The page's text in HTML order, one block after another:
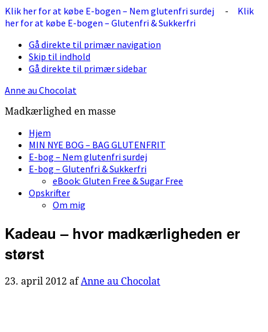
Klik her for at købe E-bogen – Nem glutenfri surdej - Klik
her for at købe E-bogen – Glutenfri & Sukkerfri
Gå direkte til primær navigation
Skip til indhold
Gå direkte til primær sidebar
Anne au Chocolat
Madkærlighed en masse
Hjem
MIN NYE BOG – BAG GLUTENFRIT
E-bog – Nem glutenfri surdej
E-bog – Glutenfri & Sukkerfri
eBook: Gluten Free & Sugar Free
Opskrifter
Om mig
Kadeau – hvor madkærligheden er
størst
23. april 2012 afAnne au Chocolat